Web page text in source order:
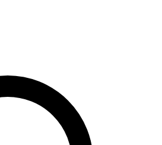
dominar negociações online?